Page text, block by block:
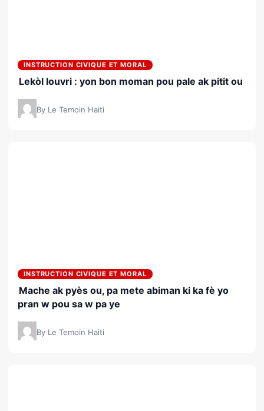
INSTRUCTION CIVIQUE ET MORAL
Lekòl louvri : yon bon moman pou pale ak pitit ou
By Le Temoin Haiti
INSTRUCTION CIVIQUE ET MORAL
Mache ak pyès ou, pa mete abiman ki ka fè yo
pran w pou sa w pa ye
By Le Temoin Haiti